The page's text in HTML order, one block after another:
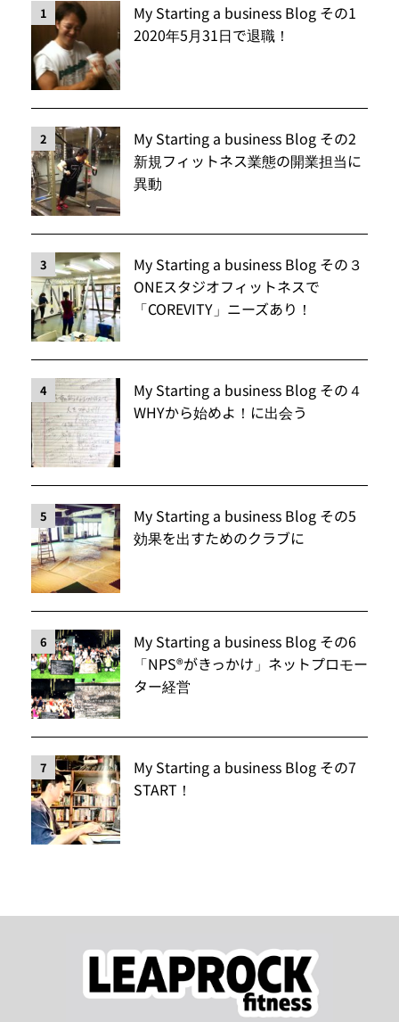
1
My Starting a business Blog その1
2020年5月31日で退職！
2
My Starting a business Blog その2
新規フィットネス業態の開業担当に
異動
3
My Starting a business Blog その３
ONEスタジオフィットネスで
「COREVITY」ニーズあり！
4
My Starting a business Blog その４
WHYから始めよ！に出会う
5
My Starting a business Blog その5
効果を出すためのクラブに
6
My Starting a business Blog その6
「NPS®️がきっかけ」ネットプロモー
ター経営
7
My Starting a business Blog その7
START！